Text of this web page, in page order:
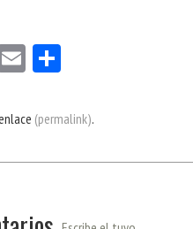
E
ail pa
r
(permalink).